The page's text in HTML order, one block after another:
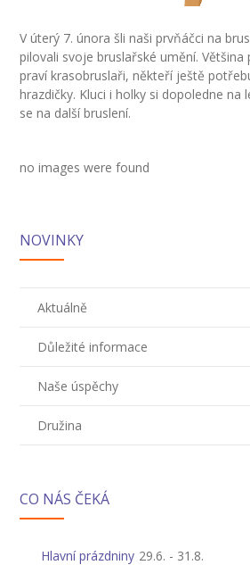
---- Výchovný poradce
---- Speciální pedagog
---- Školní psycholog
-- Zápis
-- Odklad
-- První školní dny
Družina
V úterý 7. února šli naši prvňáčci na
pilovali svoje bruslařské umění.
praví krasobruslaři, někteří ještě
hrazdičky. Kluci i holky si dopoledne na
se na další bruslení.
no images were found
NOVINKY
Aktuálně
Důležité informace
Naše úspěchy
Družina
CO NÁS ČEKÁ
Hlavní prázdniny 29.6. - 31.8.